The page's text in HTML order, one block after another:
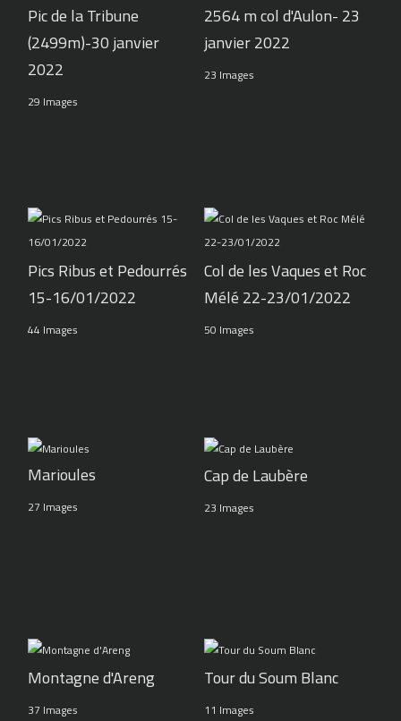
Pic de la Tribune
(2499m)-30 janvier
2022
29 Images
2564 m col d'Aulon- 23
janvier 2022
23 Images
Pics Ribus et Pedourrés
15-16/01/2022
44 Images
Col de les Vaques et Roc
Mélé 22-23/01/2022
50 Images
Marioules
27 Images
Cap de Laubère
23 Images
Montagne d'Areng
37 Images
Tour du Soum Blanc
11 Images